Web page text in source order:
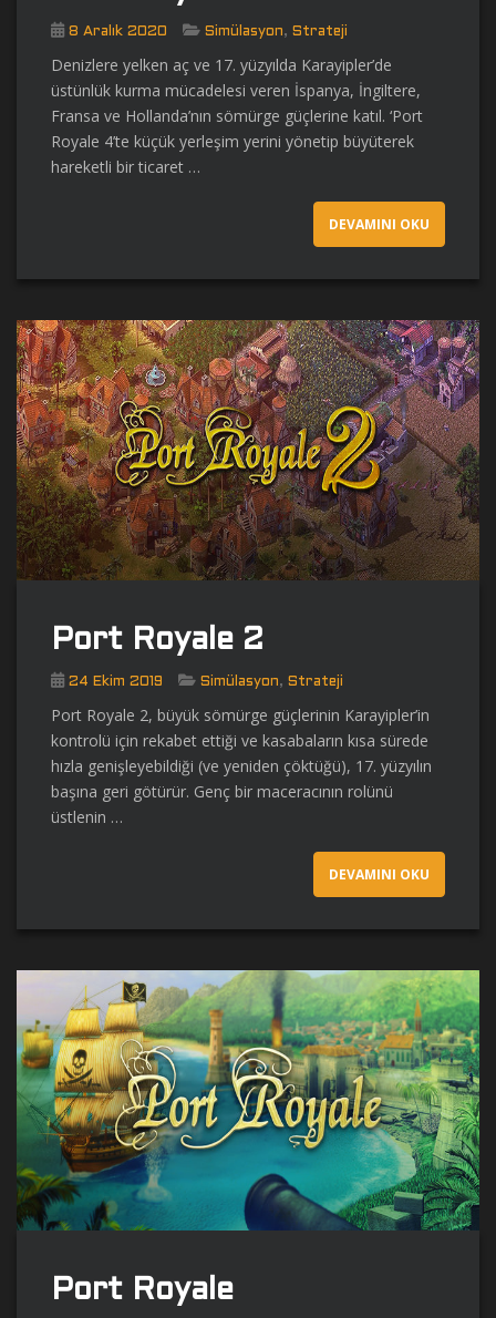
8 Aralık 2020 Simülasyon, Strateji
Denizlere yelken aç ve 17. yüzyılda Karayipler’de
üstünlük kurma mücadelesi veren İspanya, İngiltere,
Fransa ve Hollanda’nın sömürge güçlerine katıl. ‘Port
Royale 4’te küçük yerleşim yerini yönetip büyüterek
hareketli bir ticaret …
DEVAMINI OKU
Port Royale 2
24 Ekim 2019 Simülasyon, Strateji
Port Royale 2, büyük sömürge güçlerinin Karayipler’in
kontrolü için rekabet ettiği ve kasabaların kısa sürede
hızla genişleyebildiği (ve yeniden çöktüğü), 17. yüzyılın
başına geri götürür. Genç bir maceracının rolünü
üstlenin …
DEVAMINI OKU
Port Royale